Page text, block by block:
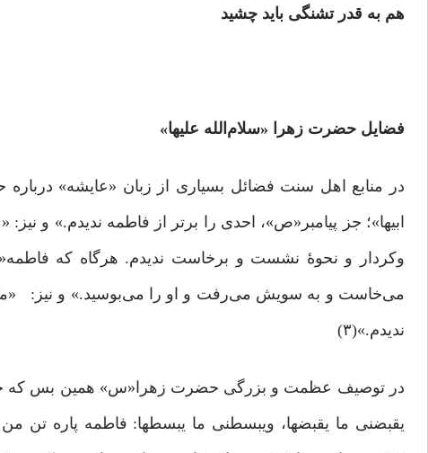
هم به قدر تشنگی باید چشید
فضایل حضرت زهرا «سلام‌الله علیها»
در منابع اهل سنت فضائل بسیاری از زبان «عایشه»
ابیها»؛ جز پیامبر«ص»، احدى را برتر از فاطمه ندیدم.»
وکردار و نحوۀ نشست و برخاست ندیدم. هرگاه که
می‌خاست و به سویش می‌رفت و او را می‌بوسید.» و نیز:
ندیدم.»(۳)
در توصیف عظمت و بزرگی حضرت زهرا«س» همین بس که
یقبضنی ما یقبضها، ویبسطنی ما یبسطها: فاطمه پاره تن